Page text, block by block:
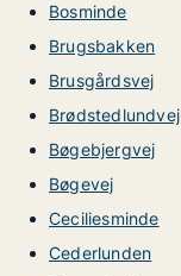
Bosminde
Brugsbakken
Brusgårdsvej
Brødstedlundvej
Bøgebjergvej
Bøgevej
Ceciliesminde
Cederlunden